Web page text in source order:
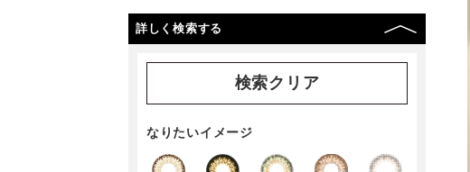
詳しく検索する
検索クリア
なりたいイメージ